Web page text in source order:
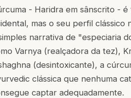
- Haridra em sânscrito - é
mas o seu perfil clássico
narrativa de "especiaria
Varnya (realçadora da tez),
(desintoxicante), a
clássica que nenhuma
captar adequadamente.